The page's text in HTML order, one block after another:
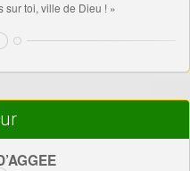
sur toi, ville de Dieu ! »